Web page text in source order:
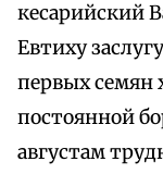
кесарийский
Евтиху
первых семян
постоянной
августам